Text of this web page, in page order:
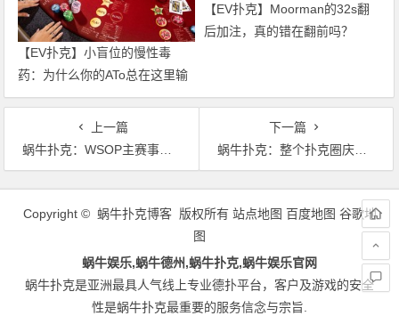
【EV扑克】小盲位的慢性毒
药：为什么你的ATo总在这里输
钱？
【EV扑克】Moorman的32s翻
后加注，真的错在翻前吗？
上一篇
蜗牛扑克：WSOP主赛事征战到最后一刻的女牌手——Kelly Minkin
下一篇
蜗牛扑克：整个扑克圈庆祝Phil Hellmuth被淘汰！
文
Copyright © 蜗牛扑克博客 版权所有 站点地图 百度地图 谷歌地
图
蜗牛娱乐,蜗牛德州,蜗牛扑克,蜗牛娱乐官网
蜗牛扑克是亚洲最具人气线上专业德扑平台，客户及游戏的安全
性是蜗牛扑克最重要的服务信念与宗旨.